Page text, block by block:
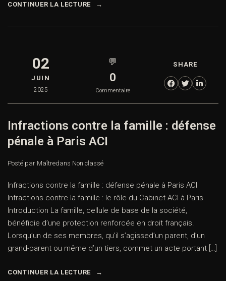
CONTINUER LA LECTURE
02
JUIN
2025
💬
0
Commentaire
SHARE
Infractions contre la famille : défense
pénale à Paris ACI
Posté par Maîtredans Non classé
Infractions contre la famille : défense pénale à Paris ACI
Infractions contre la famille : le rôle du Cabinet ACI à Paris
Introduction La famille, cellule de base de la société,
bénéficie d’une protection renforcée en droit français.
Lorsqu’un de ses membres, qu’il s’agissed’un parent, d’un
grand-parent ou même d’un tiers, commet un acte portant […]
CONTINUER LA LECTURE